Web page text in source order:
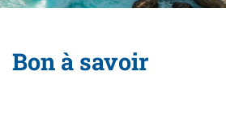
Bon à savoir